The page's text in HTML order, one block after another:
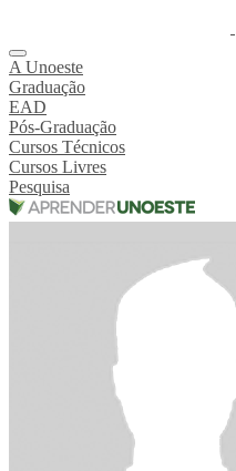
A Unoeste
Graduação
EAD
Pós-Graduação
Cursos Técnicos
Cursos Livres
Pesquisa